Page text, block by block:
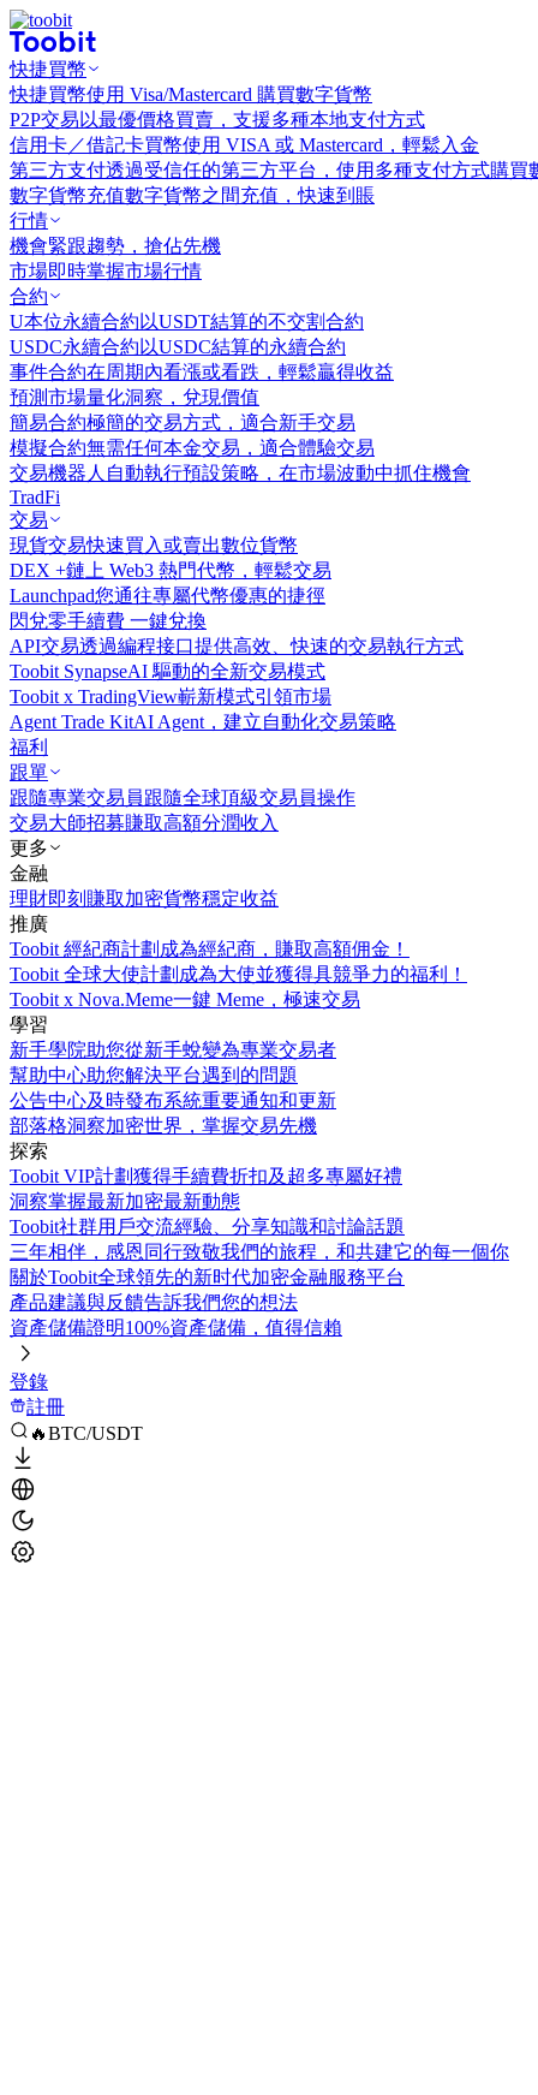
快捷買幣
快捷買幣使用 Visa/Mastercard 購買數字貨幣
P2P交易 以最優價格買賣，支援多種本地支付方式
信用卡／借記卡買幣使用 VISA 或 Mastercard，輕鬆入金
第三方支付透過受信任的第三方平台，使用多種支付方式購買
數字貨幣充值數字貨幣之間充值，快速到賬
行情
機會緊跟趨勢，搶佔先機
市場即時掌握市場行情
合約
U本位永續合約 以USDT結算的不交割合約
USDC永續合約 以USDC結算的永續合約
事件合約在周期內看漲或看跌，輕鬆贏得收益
預測市場量化洞察，兌現價值
簡易合約極簡的交易方式，適合新手交易
模擬合約無需任何本金交易，適合體驗交易
交易機器人 自動執行預設策略，在市場波動中抓住機會
TradFi
交易
現貨交易快速買入或賣出數位貨幣
DEX +鏈上 Web3 熱門代幣，輕鬆交易
Launchpad您通往專屬代幣優惠的捷徑
閃兌零手續費 一鍵兌換
API交易透過編程接口提供高效、快速的交易執行方式
Toobit SynapseAI 驅動的全新交易模式
Toobit x TradingView嶄新模式引領市場
Agent Trade KitAI Agent，建立自動化交易策略
福利
跟單
跟隨專業交易員跟隨全球頂級交易員操作
交易大師招募賺取高額分潤收入
更多
金融
理財即刻賺取加密貨幣穩定收益
推廣
Toobit 經紀商計劃 成為經紀商，賺取高額佣金！
Toobit 全球大使計劃 成為大使並獲得具競爭力的福利！
Toobit x Nova.Meme一鍵 Meme，極速交易
學習
新手學院助您從新手蛻變為專業交易者
幫助中心助您解決平台遇到的問題
公告中心及時發布系統重要通知和更新
部落格洞察加密世界，掌握交易先機
探索
Toobit VIP計劃獲得手續費折扣及超多專屬好禮
洞察掌握最新加密最新動態
Toobit社群用戶交流經驗、分享知識和討論話題
三年相伴，感恩同行致敬我們的旅程，和共建它的每一個你
關於Toobit全球領先的新时代加密金融服務平台
產品建議與反饋告訴我們您的想法
資產儲備證明100%資產儲備，值得信賴
登錄
註冊
🔥BTC/USDT